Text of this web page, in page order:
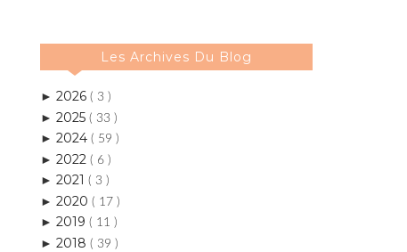
Les Archives Du Blog
► 2026 ( 3 )
► 2025 ( 33 )
► 2024 ( 59 )
► 2022 ( 6 )
► 2021 ( 3 )
► 2020 ( 17 )
► 2019 ( 11 )
► 2018 ( 39 )